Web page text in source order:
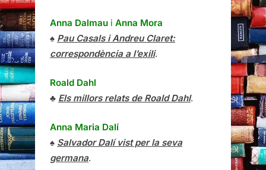
Anna Dalmau i Anna Mora
♠ Pau Casals i Andreu Claret:
correspondència a l’exili.
Roald Dahl
♣ Els millors relats de Roald Dahl.
Anna Maria Dalí
♠ Salvador Dalí vist per la seva
germana.